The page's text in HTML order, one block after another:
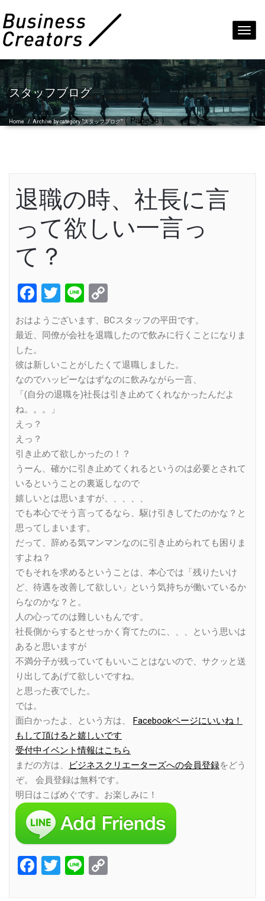
スタッフブログ
Home /Archive by category "スタッフブログ"( Page36 )
退職の時、社長に言
って欲しい一言っ
て？
Facebook
Twitter
Line
Link
おはようございます、BCスタッフの平田です。
最近、同僚が会社を退職したので飲みに行くことになりま
した。
彼は新しいことがしたくて退職しました。
なのでハッピーなはずなのに飲みながら一言、
「(自分の退職を)社長は引き止めてくれなかったんだよ
ね。。。」
えっ？
えっ？
引き止めて欲しかったの！？
うーん、確かに引き止めてくれるというのは必要とされて
いるということの裏返しなので
嬉しいとは思いますが、、、、、
でも本心でそう言ってるなら、駆け引きしてたのかな？と
思ってしまいます。
だって、辞める気マンマンなのに引き止められても困りま
すよね？
でもそれを求めるということは、本心では「残りたいけ
ど、待遇を改善して欲しい」という気持ちが働いているか
らなのかな？と。
人の心ってのは難しいもんです。
社長側からするとせっかく育てたのに、、、という思いは
あると思いますが
不満分子が残っていてもいいことはないので、サクッと送
り出してあげて欲しいですね。
と思った夜でした。
では。
面白かったよ、という方は、
Facebookページにいいね！
もして頂けると嬉しいです
受付中イベント情報はこちら
まだの方は、
ビジネスクリエーターズへの会員登録をどう
ぞ。 会員登録は無料です。
明日はこばめぐです。お楽しみに！
Facebook
Twitter
Line